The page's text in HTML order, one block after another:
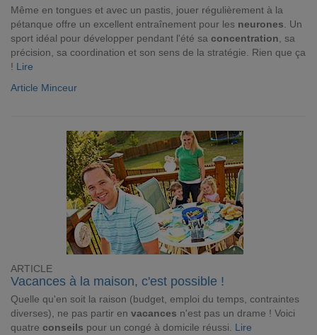
Même en tongues et avec un pastis, jouer régulièrement à la
pétanque offre un excellent entraînement pour les neurones . Un
sport idéal pour développer pendant l'été sa concentration , sa
précision, sa coordination et son sens de la stratégie. Rien que ça
! Lire
Article Minceur
ARTICLE
Vacances à la maison, c'est possible !
Quelle qu'en soit la raison (budget, emploi du temps, contraintes
diverses), ne pas partir en vacances n'est pas un drame ! Voici
quatre conseils pour un congé à domicile réussi. Lire